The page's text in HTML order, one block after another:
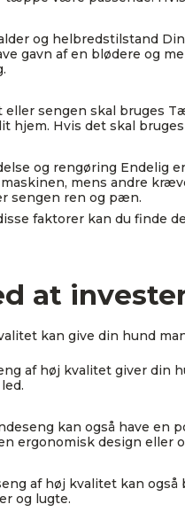
og helbredstilstand
gavn af en blødere og
sengen skal bruges
hjem. Hvis det skal
og rengøring Endelig
mens andre
sengen ren og pæn.
faktorer kan du finde
at
kan give din hund
af høj kvalitet giver din
kan også have
ergonomisk design
af høj kvalitet kan
og lugte.